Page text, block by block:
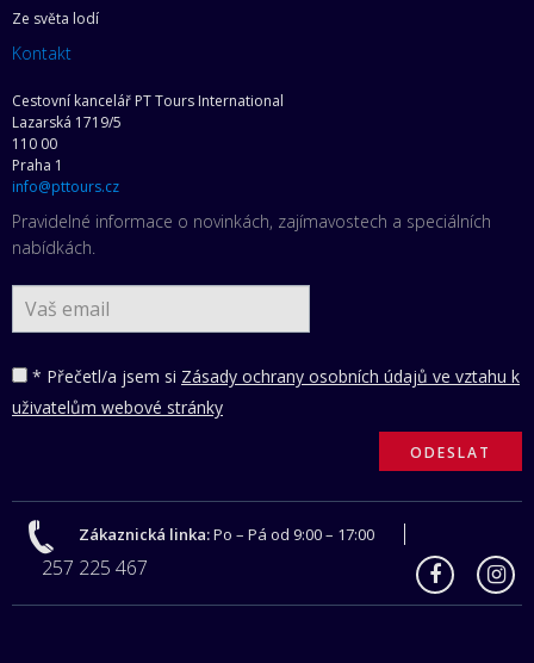
Ze světa lodí
Kontakt
Cestovní kancelář PT Tours International
Lazarská 1719/5
110 00
Praha 1
info@pttours.cz
Pravidelné informace o novinkách, zajímavostech a speciálních
nabídkách.
* Přečetl/a jsem si Zásady ochrany osobních údajů ve vztahu k
uživatelům webové stránky
Zákaznická linka:Po – Pá od 9:00 – 17:00
257 225 467